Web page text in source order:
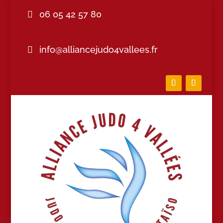
06 05 42 57 80
info@alliancejudo4vallees.fr